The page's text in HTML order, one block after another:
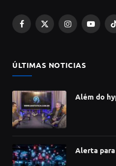
Facebook
X
InstagramYouTube
ÚLTIMAS NOTICIAS
Além do
Alerta